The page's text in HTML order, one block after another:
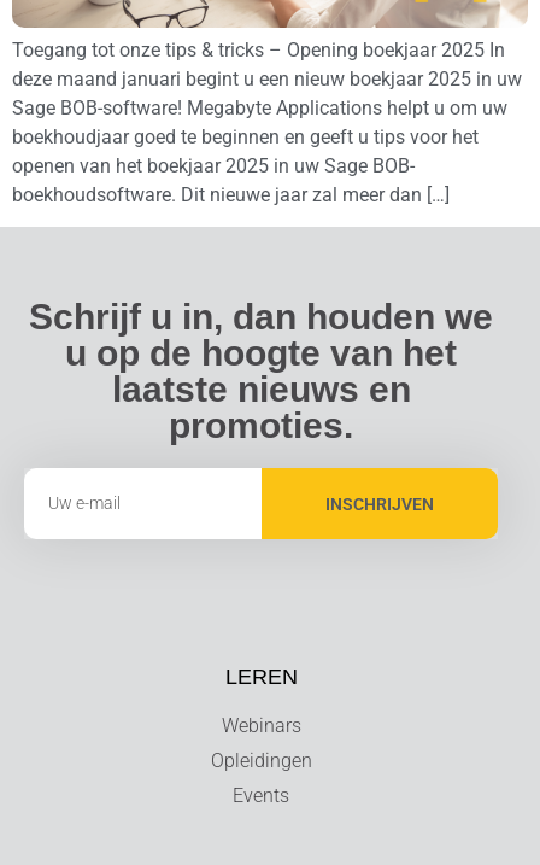
Toegang tot onze tips & tricks – Opening boekjaar 2025 In
deze maand januari begint u een nieuw boekjaar 2025 in uw
Sage BOB-software! Megabyte Applications helpt u om uw
boekhoudjaar goed te beginnen en geeft u tips voor het
openen van het boekjaar 2025 in uw Sage BOB-
boekhoudsoftware. Dit nieuwe jaar zal meer dan […]
Schrijf u in, dan houden we
u op de hoogte van het
laatste nieuws en
promoties.
INSCHRIJVEN
LEREN
Webinars
Opleidingen
Events